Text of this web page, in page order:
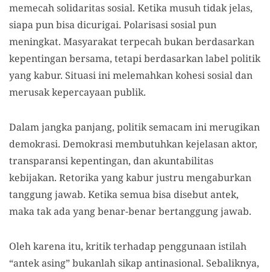
memecah solidaritas sosial. Ketika musuh tidak jelas,
siapa pun bisa dicurigai. Polarisasi sosial pun
meningkat. Masyarakat terpecah bukan berdasarkan
kepentingan bersama, tetapi berdasarkan label politik
yang kabur. Situasi ini melemahkan kohesi sosial dan
merusak kepercayaan publik.
Dalam jangka panjang, politik semacam ini merugikan
demokrasi. Demokrasi membutuhkan kejelasan aktor,
transparansi kepentingan, dan akuntabilitas
kebijakan. Retorika yang kabur justru mengaburkan
tanggung jawab. Ketika semua bisa disebut antek,
maka tak ada yang benar-benar bertanggung jawab.
Oleh karena itu, kritik terhadap penggunaan istilah
“antek asing” bukanlah sikap antinasional. Sebaliknya,